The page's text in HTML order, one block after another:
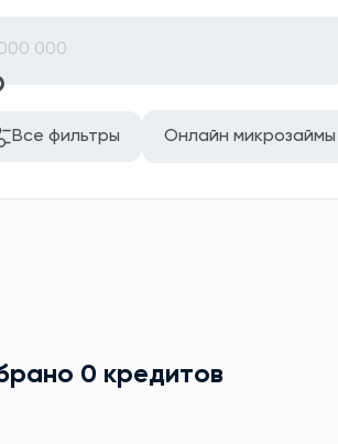
Все фильтры Онлайн микрозаймы
0 кредитов